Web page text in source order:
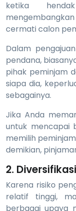
ketika
cermati calon
Dalam
pendana,
pihak peminjam
siapa dia,
sebagainya.
Jika Anda
untuk mencapai
memilih
demikian,
2. Diversifikasi
Karena risiko
relatif tinggi,
berbagai upaya